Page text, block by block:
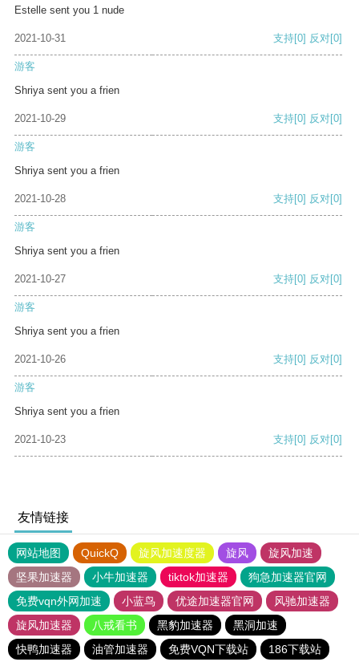
Estelle sent you 1 nude
2021-10-31 支持[0] 反对[0]
游客
Shriya sent you a frien
2021-10-29 支持[0] 反对[0]
游客
Shriya sent you a frien
2021-10-28 支持[0] 反对[0]
游客
Shriya sent you a frien
2021-10-27 支持[0] 反对[0]
游客
Shriya sent you a frien
2021-10-26 支持[0] 反对[0]
游客
Shriya sent you a frien
2021-10-23 支持[0] 反对[0]
友情链接
网站地图 QuickQ 旋风加速度器 旋风
旋风加速
坚果加速器
小牛加速器 tiktok加速器
狗急加速器官网
免费vqn外网加速
小蓝鸟 优途加速器官网
风驰加速器
旋风加速器
八戒看书 黑豹加速器
黑洞加速
快鸭加速器
油管加速器 免费VQN下载站 186下载站